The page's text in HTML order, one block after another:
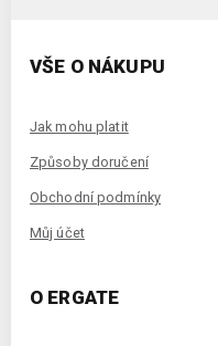
VŠE O NÁKUPU
Jak mohu platit
Způsoby doručení
Obchodní podmínky
Můj účet
O ERGATE